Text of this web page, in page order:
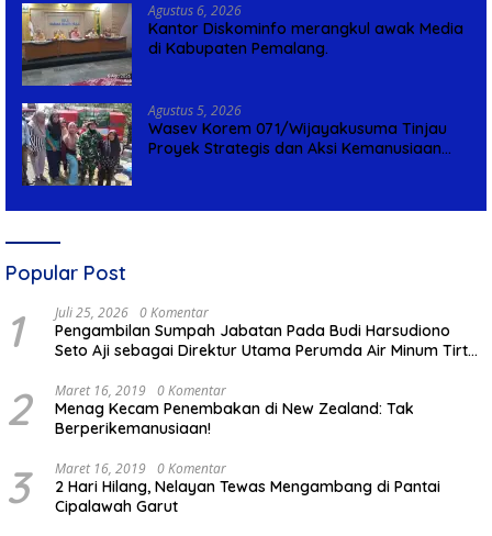
Agustus 6, 2026
Kantor Diskominfo merangkul awak Media
di Kabupaten Pemalang.
Agustus 5, 2026
Wasev Korem 071/Wijayakusuma Tinjau
Proyek Strategis dan Aksi Kemanusiaan
Popular Post
1 Juli 25, 2026 0 Komentar
Pengambilan Sumpah Jabatan Pada Budi Harsudiono
Seto Aji sebagai Direktur Utama Perumda Air Minum Tirta
2 Maret 16, 2019 0 Komentar
Menag Kecam Penembakan di New Zealand: Tak
Berperikemanusiaan!
3 Maret 16, 2019 0 Komentar
2 Hari Hilang, Nelayan Tewas Mengambang di Pantai
Cipalawah Garut